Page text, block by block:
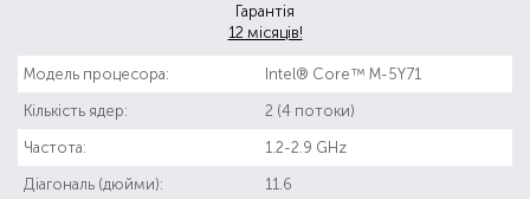
Гарантія
12 місяців!
Модель процесора: Intel® Core™ M-5Y71
Кількість ядер: 2 (4 потоки)
Частота: 1.2-2.9 GHz
Діагональ (дюйми): 11.6